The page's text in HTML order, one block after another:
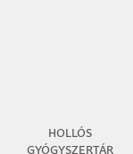
HOLLÓS
GYÓGYSZERTÁR